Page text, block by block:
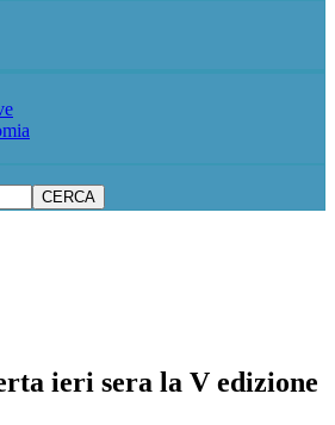
ieri sera la V edizione